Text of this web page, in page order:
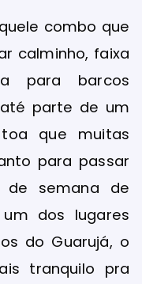
combo que
calminho, faixa
para barcos
parte de um
que muitas
para passar
semana de
dos lugares
do Guarujá, o
tranquilo pra